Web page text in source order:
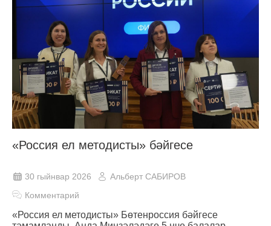
«Россия ел методисты» бәйгесе
30 гыйнвар 2026
Альберт САБИРОВ
Комментарий
«Россия ел методисты» Бөтенроссия бәйгесе